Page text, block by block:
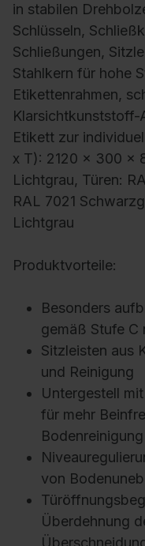
in stabilen
Schlüsseln,
Schließungen,
Stahlkern für hohe
Etikettenrahmen,
Etikett zur
x T): 2120 x 300 x
Lichtgrau, Türen:
RAL 7021
Lichtgrau
Produktvorteile:
Besonders
gemäß Stufe C
Sitzleisten aus
und Reinigung
Untergestell
für mehr
Bodenreinigung
von
Überdehnung